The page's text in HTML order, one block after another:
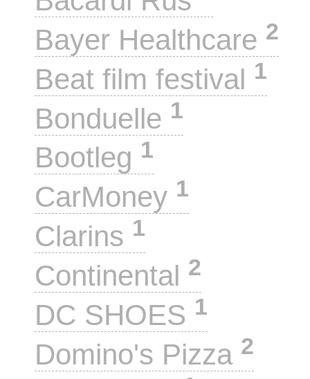
Bayer Healthcare 2
Beat film festival 1
Bonduelle 1
Bootleg 1
CarMoney 1
Clarins 1
Continental 2
DC SHOES 1
Domino's Pizza 2